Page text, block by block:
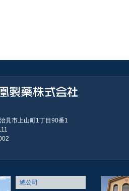
見市上山町1丁目90番1
總公司